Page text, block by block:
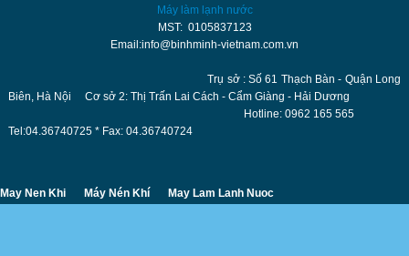
Máy làm lạnh nước
MST: 0105837123
Email:info@binhminh-vietnam.com.vn
Trụ sở : Số 61 Thạch Bàn - Quận Long
Biên, Hà Nội Cơ sở 2: Thị Trấn Lai Cách - Cẩm Giàng - Hải Dương
Hotline: 0962 165 565
Tel:04.36740725 * Fax: 04.36740724
May Nen Khi Máy Nén Khí May Lam Lanh Nuoc